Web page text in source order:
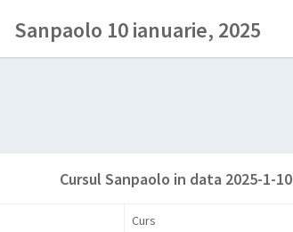
Sanpaolo 10 ianuarie, 2025
Cursul Sanpaolo in data 2025-1-10
Curs